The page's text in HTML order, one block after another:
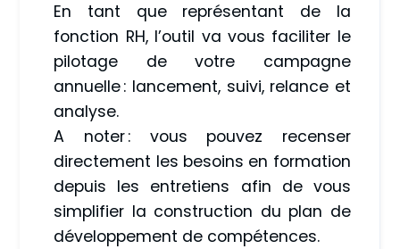
En tant que représentant de la
fonction RH, l’outil va vous faciliter le
pilotage de votre campagne
annuelle : lancement, suivi, relance et
analyse.
A noter : vous pouvez recenser
directement les besoins en formation
depuis les entretiens afin de vous
simplifier la construction du plan de
développement de compétences.